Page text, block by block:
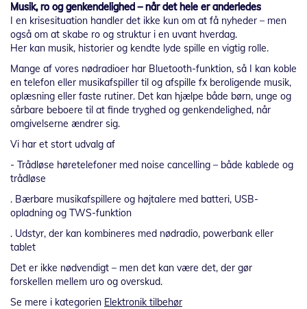
Musik, ro og genkendelighed – når det hele er anderledes
I en krisesituation handler det ikke kun om at få nyheder – men
også om at skabe ro og struktur i en uvant hverdag.
Her kan musik, historier og kendte lyde spille en vigtig rolle.
Mange af vores nødradioer har Bluetooth-funktion, så I kan koble
en telefon eller musikafspiller til og afspille fx beroligende musik,
oplæsning eller faste rutiner. Det kan hjælpe både børn, unge og
sårbare beboere til at finde tryghed og genkendelighed, når
omgivelserne ændrer sig.
Vi har et stort udvalg af
- Trådløse høretelefoner med noise cancelling – både kablede og
trådløse
. Bærbare musikafspillere og højtalere med batteri, USB-
opladning og TWS-funktion
. Udstyr, der kan kombineres med nødradio, powerbank eller
tablet
Det er ikke nødvendigt – men det kan være det, der gør
forskellen mellem uro og overskud.
Se mere i kategorien Elektronik tilbehør